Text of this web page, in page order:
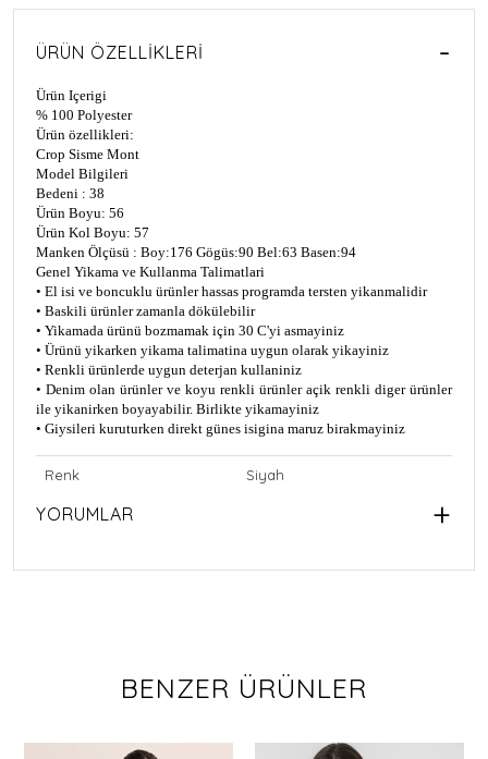
ÜRÜN ÖZELLIKLERI
Ürün Içerigi
% 100 Polyester
Ürün özellikleri:
Crop Sisme Mont
Model Bilgileri
Bedeni : 38
Ürün Boyu: 56
Ürün Kol Boyu: 57
Manken Ölçüsü : Boy:176 Gögüs:90 Bel:63 Basen:94
Genel Yikama ve Kullanma Talimatlari
• El isi ve boncuklu ürünler hassas programda tersten yikanmalidir
• Baskili ürünler zamanla dökülebilir
• Yikamada ürünü bozmamak için 30 C'yi asmayiniz
• Ürünü yikarken yikama talimatina uygun olarak yikayiniz
• Renkli ürünlerde uygun deterjan kullaniniz
• Denim olan ürünler ve koyu renkli ürünler açik renkli diger ürünler
ile yikanirken boyayabilir. Birlikte yikamayiniz
• Giysileri kuruturken direkt günes isigina maruz birakmayiniz
Renk Siyah
YORUMLAR
BENZER ÜRÜNLER